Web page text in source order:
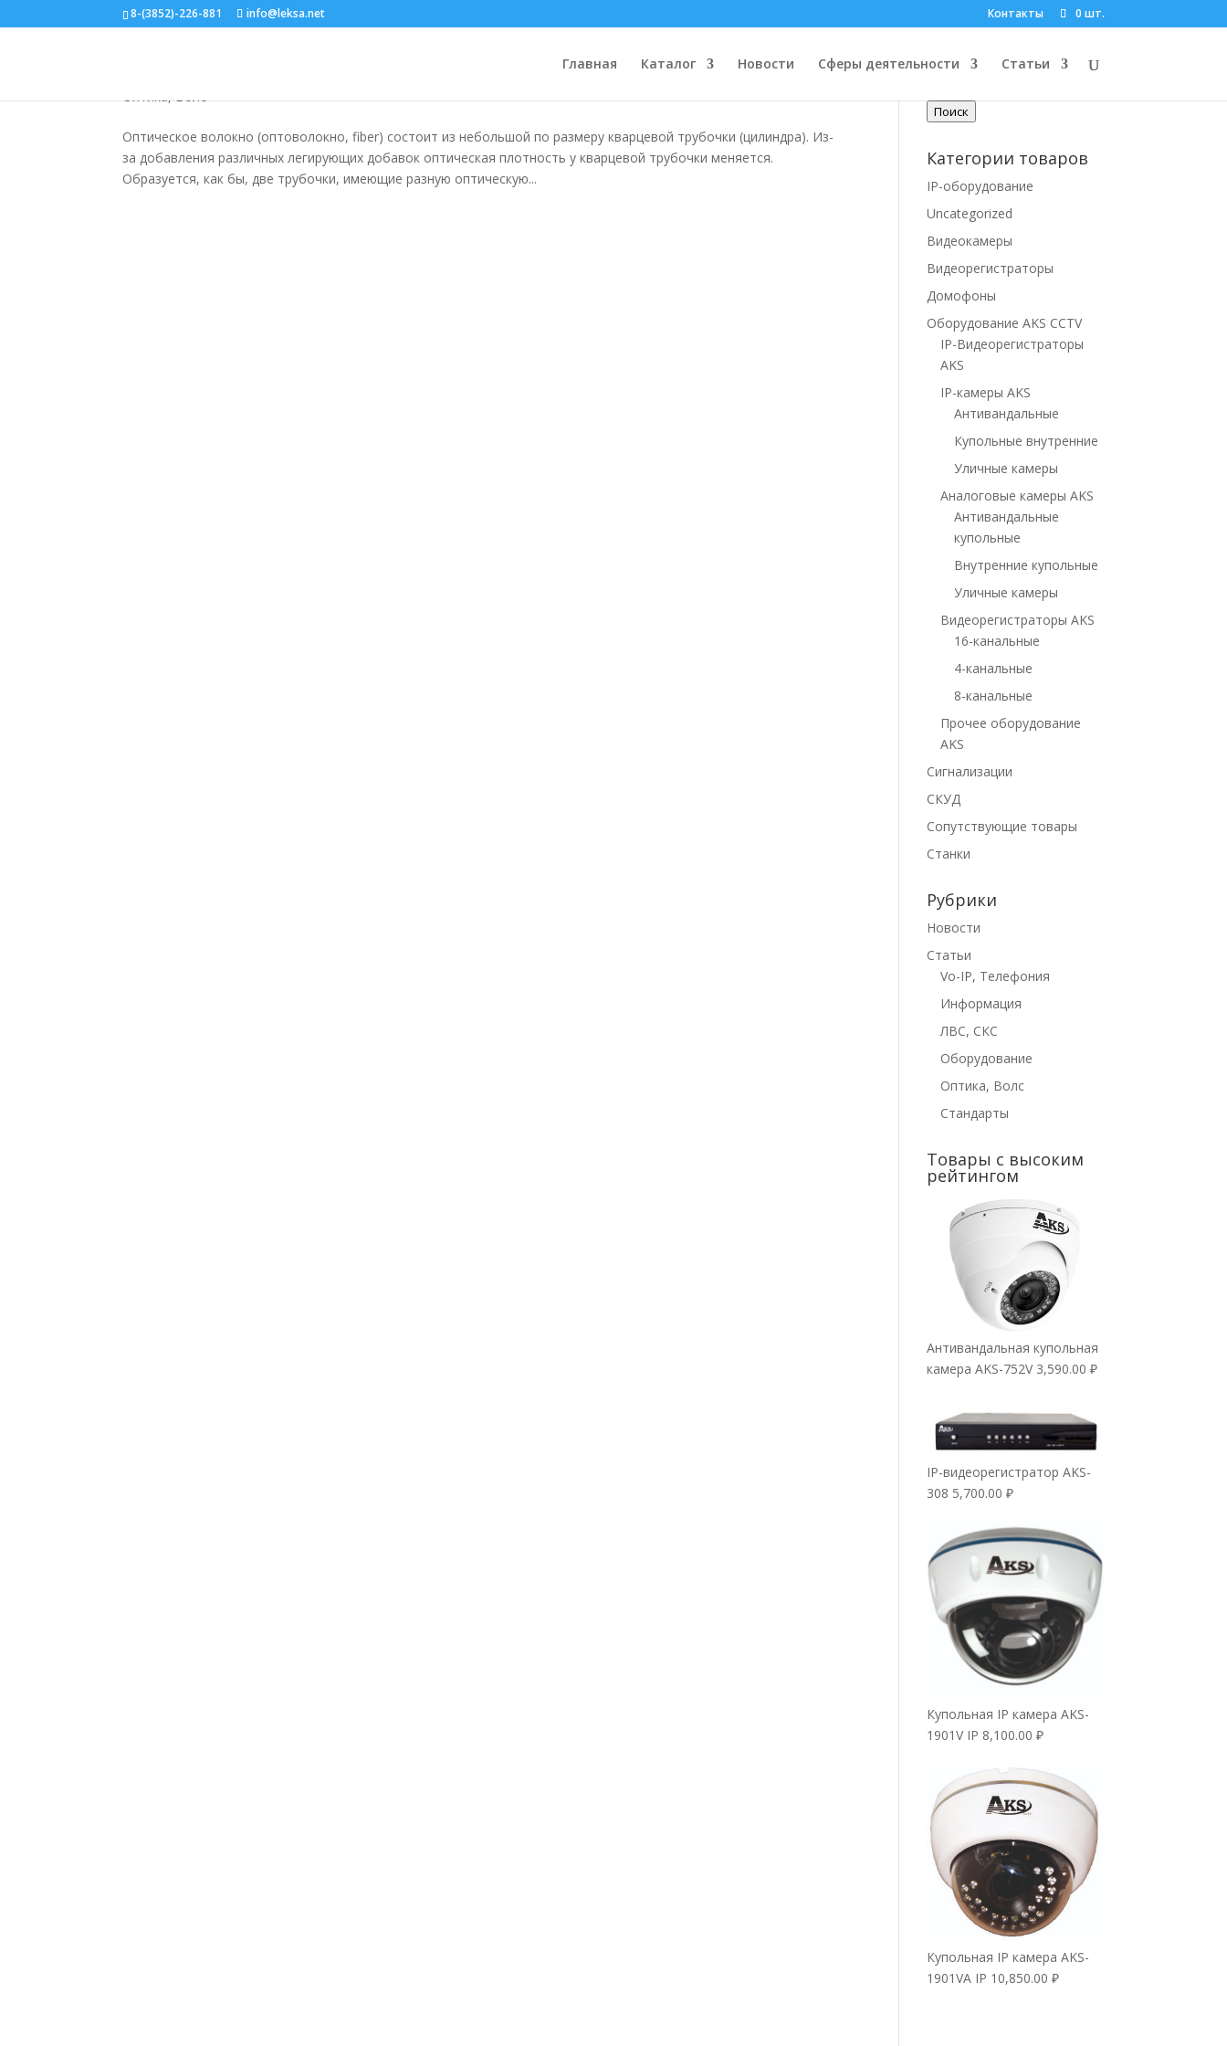
8-(3852)-226-881 info@leksa.net Контакты 0 шт.
Главная Каталог Новости Сферы деятельности Статьи
Оптика, Волс
Оптическое волокно (оптоволокно, fiber) состоит из небольшой по размеру кварцевой трубочки (цилиндра). Из-
за добавления различных легирующих добавок оптическая плотность у кварцевой трубочки меняется.
Образуется, как бы, две трубочки, имеющие разную оптическую...
Поиск по товарам
Поиск
Категории товаров
IP-оборудование
Uncategorized
Видеокамеры
Видеорегистраторы
Домофоны
Оборудование AKS CCTV
IP-Видеорегистраторы
AKS
IP-камеры AKS
Антивандальные
Купольные внутренние
Уличные камеры
Аналоговые камеры AKS
Антивандальные
купольные
Внутренние купольные
Уличные камеры
Видеорегистраторы AKS
16-канальные
4-канальные
8-канальные
Прочее оборудование
AKS
Сигнализации
СКУД
Сопутствующие товары
Станки
Рубрики
Новости
Статьи
Vo-IP, Телефония
Информация
ЛВС, СКС
Оборудование
Оптика, Волс
Стандарты
Товары с высоким
рейтингом
Антивандальная купольная
камера AKS-752V 3,590.00₽
IP-видеорегистратор AKS-
308 5,700.00₽
Купольная IP камера AKS-
1901V IP 8,100.00₽
Купольная IP камера AKS-
1901VA IP 10,850.00₽